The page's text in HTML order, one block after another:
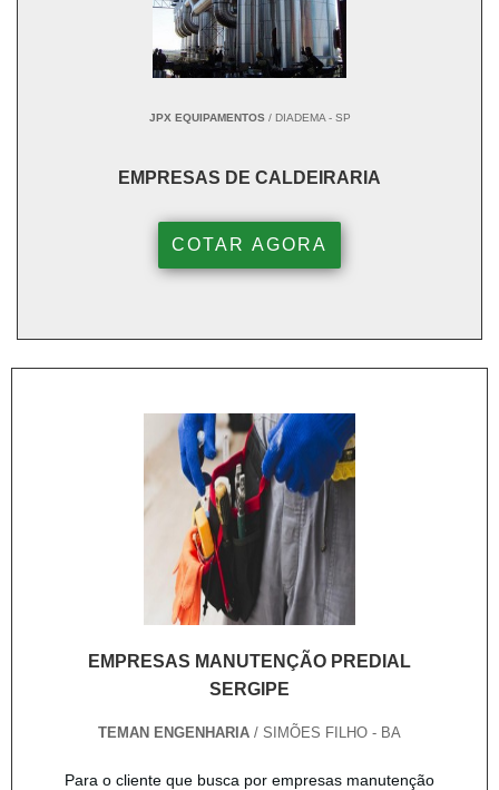
JPX EQUIPAMENTOS/ DIADEMA - SP
EMPRESAS DE CALDEIRARIA
COTAR AGORA
EMPRESAS MANUTENÇÃO PREDIAL
SERGIPE
TEMAN ENGENHARIA / SIMÕES FILHO - BA
Para o cliente que busca por empresas manutenção